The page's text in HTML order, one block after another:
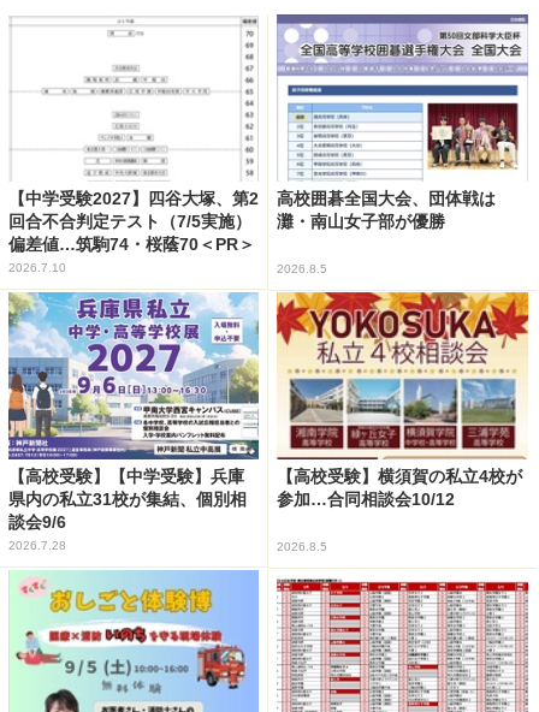
【中学受験2027】四谷大塚、第2
回合不合判定テスト（7/5実施）
偏差値…筑駒74・桜蔭70＜PR＞
2026.7.10
高校囲碁全国大会、団体戦は
灘・南山女子部が優勝
2026.8.5
【高校受験】【中学受験】兵庫
県内の私立31校が集結、個別相
談会9/6
2026.7.28
【高校受験】横須賀の私立4校が
参加…合同相談会10/12
2026.8.5